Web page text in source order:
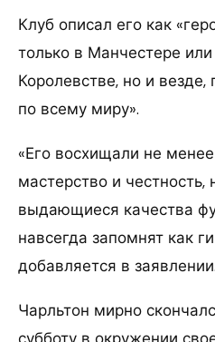
Клуб описал его как
только в Манчестере
Королевстве, но и везде,
по всему миру».
«Его восхищали не
мастерство и честность,
выдающиеся качества
навсегда запомнят как
добавляется в заявлении.
Чарльтон мирно